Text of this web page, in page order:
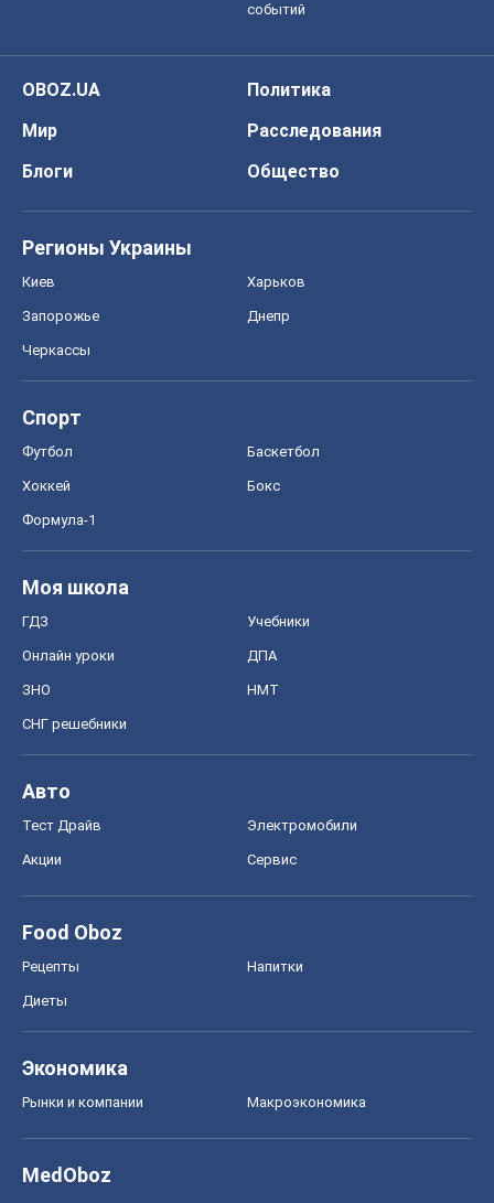
событий
OBOZ.UA
Политика
Мир
Расследования
Блоги
Общество
Регионы Украины
Киев Харьков
Запорожье Днепр
Черкассы
Спорт
Футбол Баскетбол
Хоккей Бокс
Формула-1
Моя школа
ГДЗ Учебники
Онлайн уроки ДПА
ЗНО НМТ
СНГ решебники
Авто
Тест Драйв Электромобили
Акции Сервис
Food Oboz
Рецепты Напитки
Диеты
Экономика
Рынки и компании Mакроэкономика
MedOboz